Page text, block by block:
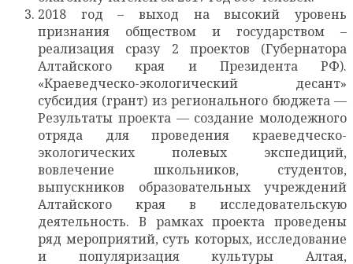
2018 год – выход на высокий уровень
признания обществом и государством –
реализация сразу 2 проектов (Губернатора
Алтайского края и Президента РФ).
«Краеведческо-экологический десант»
субсидия (грант) из регионального бюджета —
Результаты проекта — создание молодежного
отряда для проведения краеведческо-
экологических полевых экспедиций,
вовлечение школьников, студентов,
выпускников образовательных учреждений
Алтайского края в исследовательскую
деятельность. В рамках проекта проведены
ряд мероприятий, суть которых, исследование
и популяризация культуры Алтая,